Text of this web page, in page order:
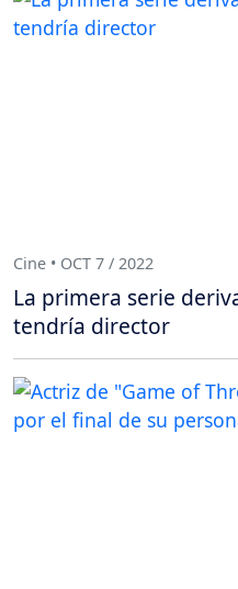
Cine • OCT 7 / 2022
La primera serie
tendría director